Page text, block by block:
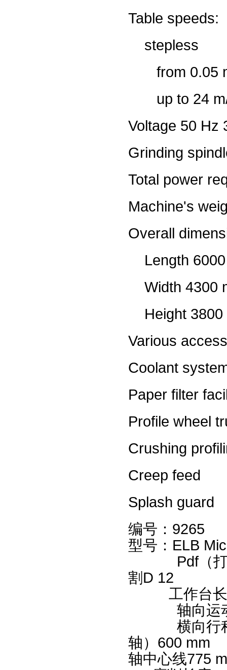
Table speeds:
stepless
from 0.05
up to 24
Voltage 50 Hz
Grinding
Total power
Machine's
Overall
Length
Width 4300
Height 3800
Various
Coolant
Paper filter
Profile wheel
Crushing
Creep feed
Splash guard
编号：
型号：ELB
Pdf（
割D 12
工作台长
轴向运动
横向行程
轴）600
轴中心线